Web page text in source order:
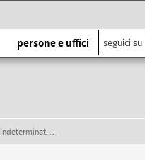
persone e uffici seguici su
di taipana